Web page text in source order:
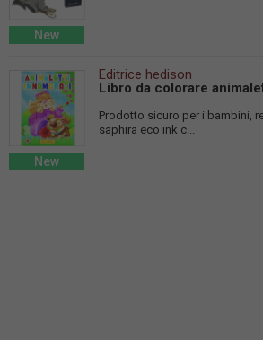
New
New
Editrice hedison
Libro da colorare
Prodotto sicuro per i bambini,
saphira eco ink c...